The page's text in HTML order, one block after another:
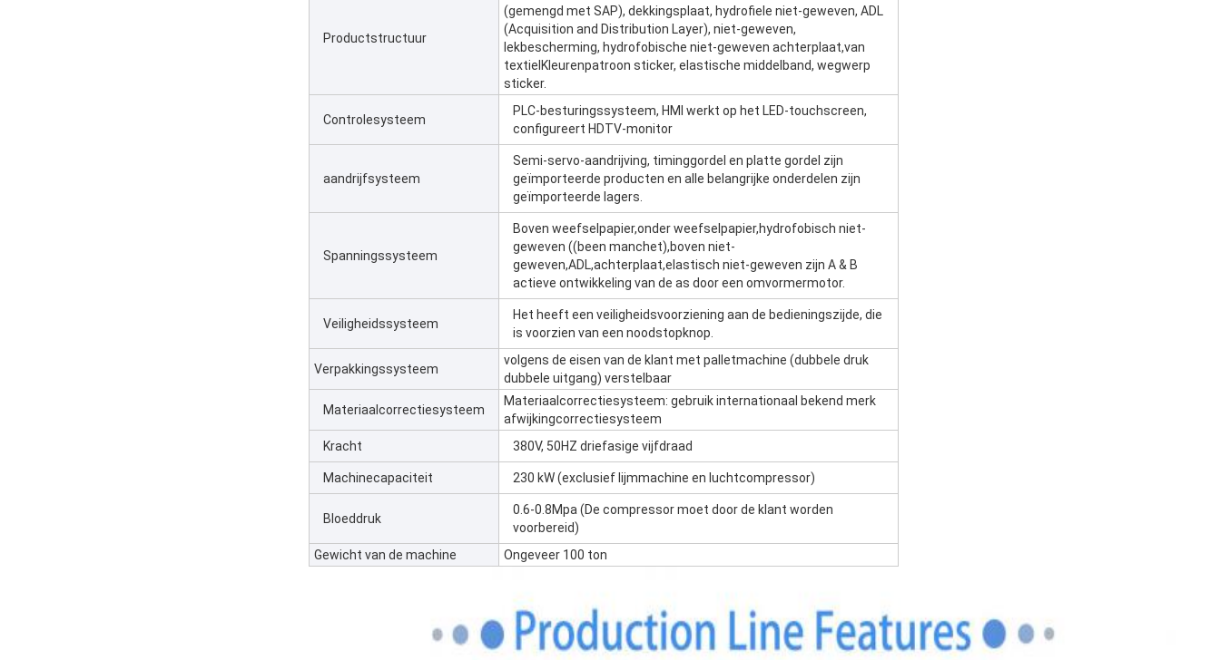
Productstructuur
(gemengd met SAP), dekkingsplaat, hydrofiele niet-geweven, ADL
(Acquisition and Distribution Layer), niet-geweven,
lekbescherming, hydrofobische niet-geweven achterplaat,van
textielKleurenpatroon sticker, elastische middelband, wegwerp
sticker.
Controlesysteem
PLC-besturingssysteem, HMI werkt op het LED-touchscreen,
configureert HDTV-monitor
aandrijfsysteem
Semi-servo-aandrijving, timinggordel en platte gordel zijn
geïmporteerde producten en alle belangrijke onderdelen zijn
geïmporteerde lagers.
Spanningssysteem
Boven weefselpapier,onder weefselpapier,hydrofobisch niet-
geweven ((been manchet),boven niet-
geweven,ADL,achterplaat,elastisch niet-geweven zijn A & B
actieve ontwikkeling van de as door een omvormermotor.
Veiligheidssysteem
Het heeft een veiligheidsvoorziening aan de bedieningszijde, die
is voorzien van een noodstopknop.
Verpakkingssysteem
volgens de eisen van de klant met palletmachine (dubbele druk
dubbele uitgang) verstelbaar
Materiaalcorrectiesysteem
Materiaalcorrectiesysteem: gebruik internationaal bekend merk
afwijkingcorrectiesysteem
Kracht
380V, 50HZ driefasige vijfdraad
Machinecapaciteit 230 kW (exclusief lijmmachine en luchtcompressor)
Bloeddruk
0.6-0.8Mpa (De compressor moet door de klant worden
voorbereid)
Gewicht van de machine
Ongeveer 100 ton